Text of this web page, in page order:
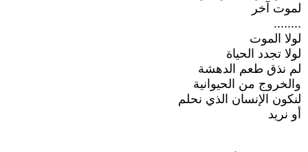
لموت آخر
........
لولا الموت
لولا تجدد الحياة
لم نذق طعم الدهشة
والخروج من الحيوانية
لنكون الإنسان الذي نحلم
أو نريد